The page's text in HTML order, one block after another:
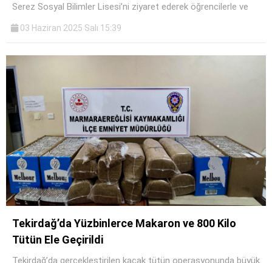
Serez Sosyal Bilimler Lisesi’ni ziyaret ederek öğrencilerle ve
03 Haziran 2025 Salı 15:39
Tekirdağ’da Yüzbinlerce Makaron ve 800 Kilo
Tütün Ele Geçirildi
Tekirdağ’da gerçekleştirilen kaçak tütün operasyonunda büyük